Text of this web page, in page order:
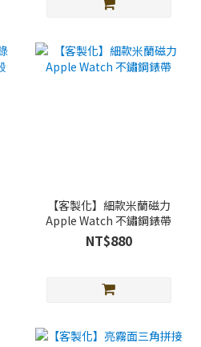
【客製化】細款米蘭磁力
Apple Watch 不鏽鋼錶帶
NT$880